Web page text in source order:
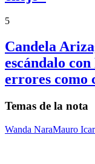
5
Candela
escándalo
errores como
Temas de la nota
Wanda NaraMauro